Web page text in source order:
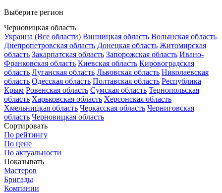
Выберите регион
Черновицкая область
Украина (Все области) Винницкая область Волынская область
Днепропетровская область Донецкая область Житомирская
область Закарпатская область Запорожская область Ивано-
Франковская область Киевская область Кировоградская
область Луганская область Львовская область Николаевская
область Одесская область Полтавская область Республика
Крым Ровенская область Сумская область Тернопольская
область Харьковская область Херсонская область
Хмельницкая область Черкасская область Черниговская
область Черновицкая область
Сортировать
По рейтингу
По цене
По актуальности
Показывать
Мастеров
Бригады
Компании